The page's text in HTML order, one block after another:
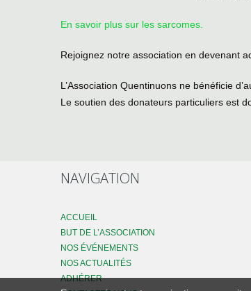
En savoir plus sur les sarcomes.
Rejoignez notre association en devenant
L’Association Quentinuons ne bénéficie
Le soutien des donateurs particuliers est
NAVIGATION
ACCUEIL
BUT DE L’ASSOCIATION
NOS ÉVÉNEMENTS
NOS ACTUALITÉS
ADHÉRER